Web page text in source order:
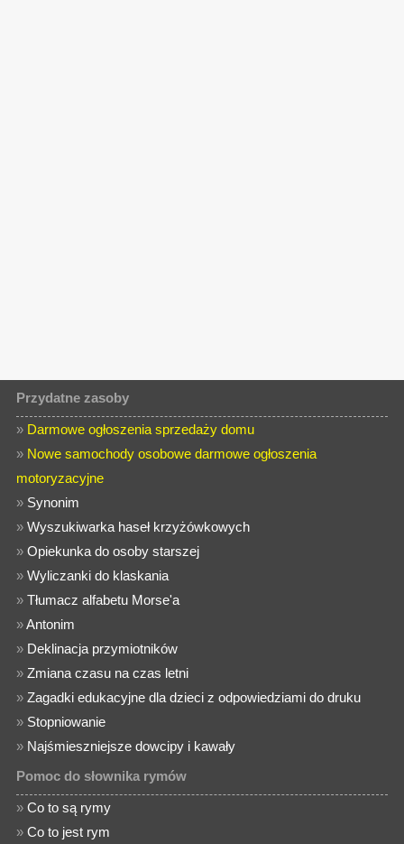
Przydatne zasoby
» Darmowe ogłoszenia sprzedaży domu
» Nowe samochody osobowe darmowe ogłoszenia
motoryzacyjne
» Synonim
»Wyszukiwarka haseł krzyżówkowych
»Opiekunka do osoby starszej
»Wyliczanki do klaskania
»Tłumacz alfabetu Morse'a
»Antonim
» Deklinacja przymiotników
»Zmiana czasu na czas letni
»Zagadki edukacyjne dla dzieci z odpowiedziami do druku
» Stopniowanie
» Najśmieszniejsze dowcipy i kawały
Pomoc do słownika rymów
»Co to są rymy
»Co to jest rym